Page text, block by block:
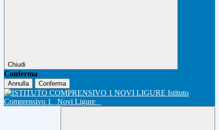
Chiudi
Conferma
Annulla Conferma
Istituto
Comprensivo 1
Novi Ligure